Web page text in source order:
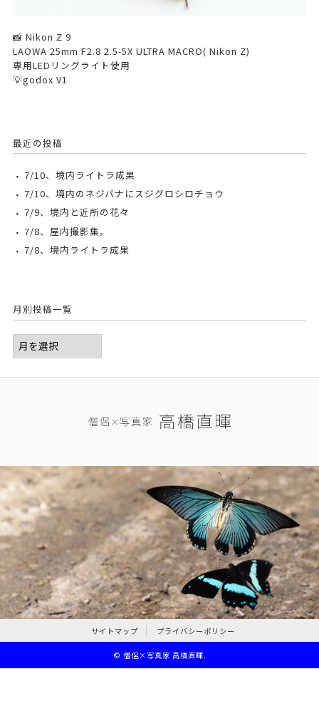
📸 Nikon ℤ 9
LAOWA 25mm F2.8 2.5-5X ULTRA MACRO( Nikon Z)
専用LEDリングライト使用
💡godox V1
最近の投稿
7/10、境内ライトラ成果
7/10、境内のネジバナにスジグロシロチョウ
7/9、境内と近所の花々
7/8、屋内撮影集。
7/8、境内ライトラ成果
月別投稿一覧
サイトマップ プライバシーポリシー
© 僧侶×写真家 高橋直暉.